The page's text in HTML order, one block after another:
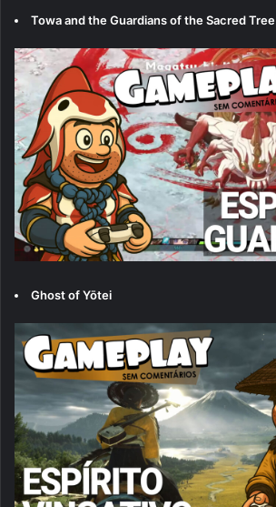
Towa and the Guardians of the Sacred Tree
Ghost of Yōtei